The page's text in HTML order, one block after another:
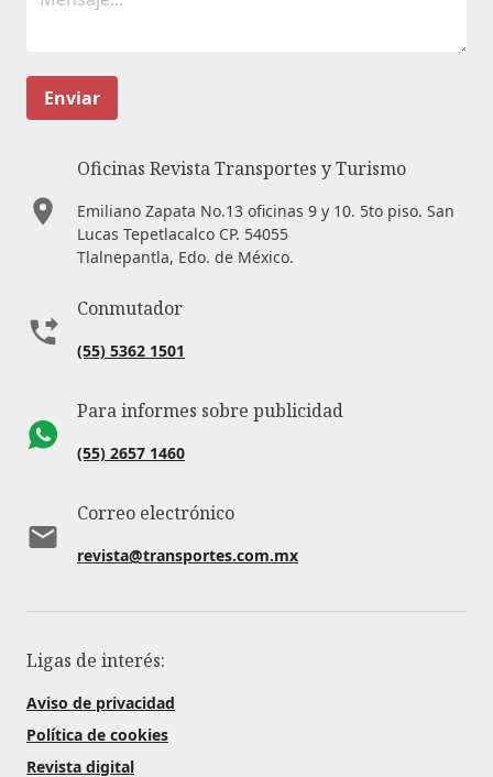
Enviar
Oficinas Revista Transportes y Turismo
Emiliano Zapata No.13 oficinas 9 y 10. 5to piso. San
Lucas Tepetlacalco CP. 54055
Tlalnepantla, Edo. de México.
Conmutador
(55) 5362 1501
Para informes sobre publicidad
(55) 2657 1460
Correo electrónico
revista@transportes.com.mx
Ligas de interés:
Aviso de privacidad
Política de cookies
Revista digital